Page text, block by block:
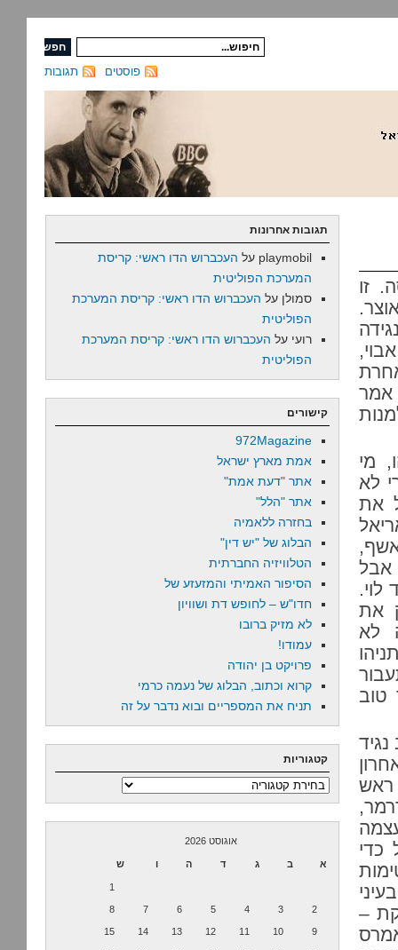
תגובות פוסטים
זו
אמר
מי
לא
את
אשף,
אבל
את
לא
טוב
ראש
כדי
–
תגובות אחרונות
playmobil על העכברוש הדו ראשי: קריסת
המערכת הפוליטית
סמולן על העכברוש הדו ראשי: קריסת המערכת
הפוליטית
רועי על העכברוש הדו ראשי: קריסת המערכת
הפוליטית
קישורים
972Magazine
אמת מארץ ישראל
אתר "דעת אמת"
אתר "הלל"
בחזרה ללאמיה
הבלוג של "יש דין"
הטלוויזיה החברתית
הסיפור האמיתי והמזעזע של
חדו"ש – לחופש דת ושוויון
לא מזיק ברובו
עמודו!
פרויקט בן יהודה
קרוא וכתוב, הבלוג של נעמה כרמי
תניח את המספריים ובוא נדבר על זה
קטגוריות
קטגוריות
אוגוסט 2026
א ב ג ד ה ו ש
1
2
3
4
5
6
7
8
9
10
11
12
13
14
15